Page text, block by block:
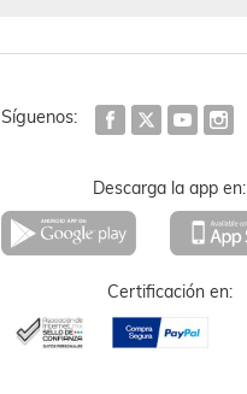
Síguenos:
Descarga la app en:
Certificación en: